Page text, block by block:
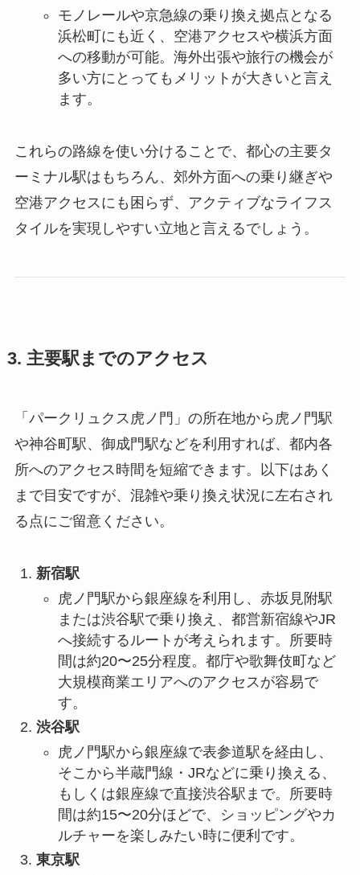
モノレールや京急線の乗り換え拠点となる
浜松町にも近く、空港アクセスや横浜方面
への移動が可能。海外出張や旅行の機会が
多い方にとってもメリットが大きいと言え
ます。
これらの路線を使い分けることで、都心の主要タ
ーミナル駅はもちろん、郊外方面への乗り継ぎや
空港アクセスにも困らず、アクティブなライフス
タイルを実現しやすい立地と言えるでしょう。
3. 主要駅までのアクセス
「パークリュクス虎ノ門」の所在地から虎ノ門駅
や神谷町駅、御成門駅などを利用すれば、都内各
所へのアクセス時間を短縮できます。以下はあく
まで目安ですが、混雑や乗り換え状況に左右され
る点にご留意ください。
新宿駅
虎ノ門駅から銀座線を利用し、赤坂見附駅
または渋谷駅で乗り換え、都営新宿線やJR
へ接続するルートが考えられます。所要時
間は約20〜25分程度。都庁や歌舞伎町など
大規模商業エリアへのアクセスが容易で
す。
渋谷駅
虎ノ門駅から銀座線で表参道駅を経由し、
そこから半蔵門線・JRなどに乗り換える、
もしくは銀座線で直接渋谷駅まで。所要時
間は約15〜20分ほどで、ショッピングやカ
ルチャーを楽しみたい時に便利です。
東京駅